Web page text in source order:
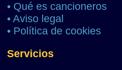
• Qué es cancioneros
• Aviso legal
• Política de cookies
Servicios